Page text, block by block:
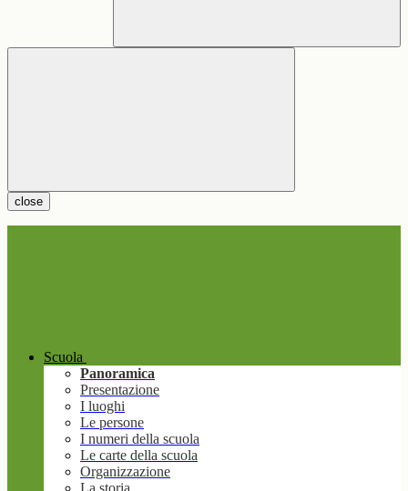
close
Scuola
Panoramica
Presentazione
I luoghi
Le persone
I numeri della scuola
Le carte della scuola
Organizzazione